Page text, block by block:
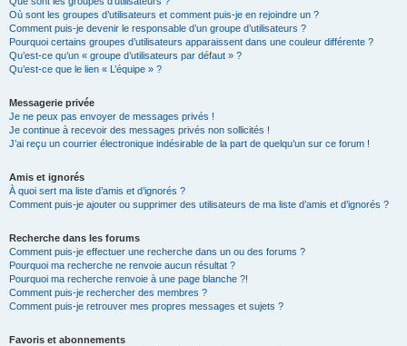
Où sont les groupes d’utilisateurs et comment puis-je en rejoindre un ?
Comment puis-je devenir le responsable d’un groupe d’utilisateurs ?
Pourquoi certains groupes d’utilisateurs apparaissent dans une couleur différente ?
Qu’est-ce qu’un « groupe d’utilisateurs par défaut » ?
Qu’est-ce que le lien « L’équipe » ?
Messagerie privée
Je ne peux pas envoyer de messages privés !
Je continue à recevoir des messages privés non sollicités !
J’ai reçu un courrier électronique indésirable de la part de quelqu’un sur ce forum !
Amis et ignorés
À quoi sert ma liste d’amis et d’ignorés ?
Comment puis-je ajouter ou supprimer des utilisateurs de ma liste d’amis et d’ignorés ?
Recherche dans les forums
Comment puis-je effectuer une recherche dans un ou des forums ?
Pourquoi ma recherche ne renvoie aucun résultat ?
Pourquoi ma recherche renvoie à une page blanche ?!
Comment puis-je rechercher des membres ?
Comment puis-je retrouver mes propres messages et sujets ?
Favoris et abonnements